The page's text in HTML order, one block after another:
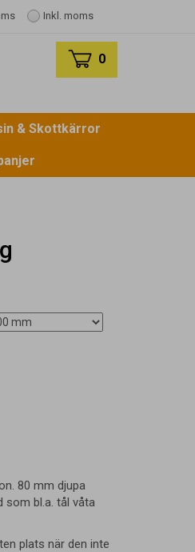
Inkl. moms
0
& Skottkärror
80 mm djupa
som bl.a. tål våta
plats när den inte